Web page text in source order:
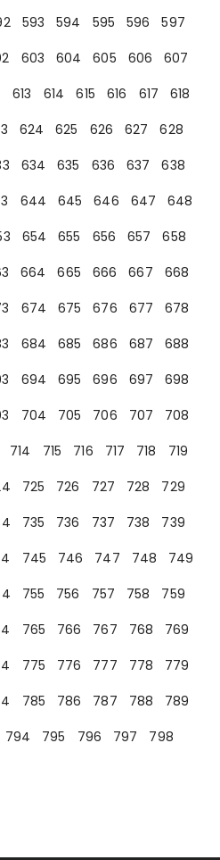
593 594 595 596
597
603 604 605 606
607
613 614 615 616 617
618
624 625 626 627
628
634 635 636 637
638
644 645 646 647
648
654 655 656 657
658
664 665 666 667
668
674 675 676 677
678
684 685 686 687
688
694 695 696 697
698
704 705 706 707
708
714 715 716 717 718
719
725 726 727 728
729
735 736 737 738
739
745 746 747 748
749
755 756 757 758
759
765 766 767 768
769
775 776 777 778
779
785 786 787 788
789
794 795 796 797 798